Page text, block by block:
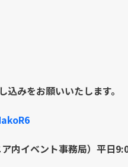
みをお願いいたします。
内イベント事務局）平日